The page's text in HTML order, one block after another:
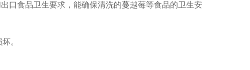
口食品卫生要求，能确保清洗的蔓越莓等食品的卫生安
。